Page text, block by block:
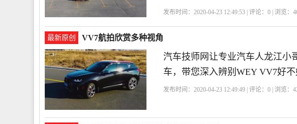
发布时间：2020-04-23 12:49:53 | 评论：0 | 浏览：
最新原创 VV7航拍欣赏多种视角
汽车技师网让专业汽车人龙江小
车，带您深入辨别WEY VV7好
发布时间：2020-04-23 12:49:49 | 评论：0 | 浏览：